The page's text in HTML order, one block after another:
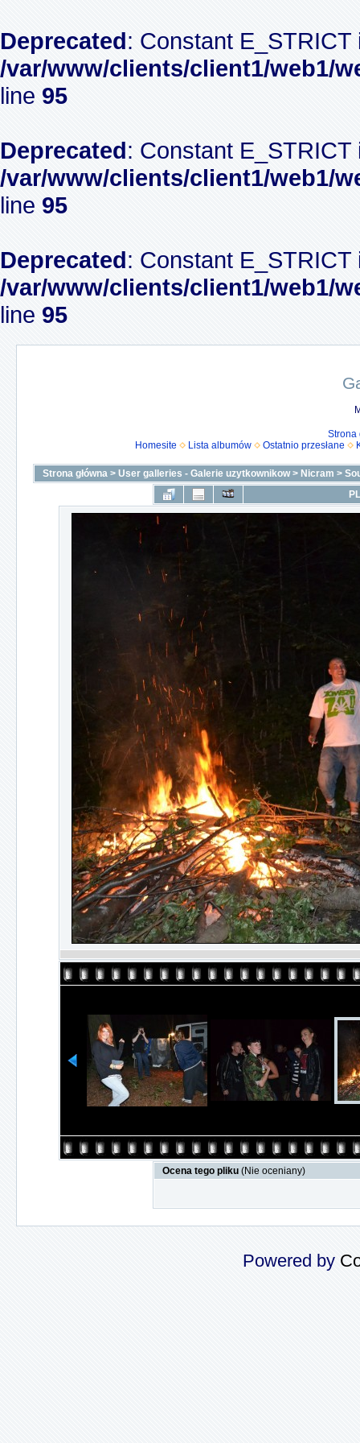
Deprecated: Constant
/var/www/clients/client1/web1/
line 95
Deprecated: Constant
/var/www/clients/client1/web1/
line 95
Deprecated: Constant
/var/www/clients/client1/web1/
line 95
Strona
Homesite
Lista albumów Ostatnio przesłane
Strona główna > User galleries - Galerie uzytkownikow> Nicram >
Ocena tego pliku (Nie oceniany)
Powered by